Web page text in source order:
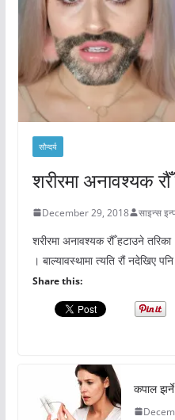
सौन्दर्य
शरीरमा अनावश्यक
December 29, 2018 साइन्स
शरीरमा अनावश्यक रौँ हटाउने तरिका
। बाल्यावस्थामा त्यति रौं नदेखिए
Share this:
कपाल